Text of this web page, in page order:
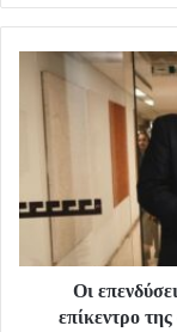
Οι
επίκεντρο